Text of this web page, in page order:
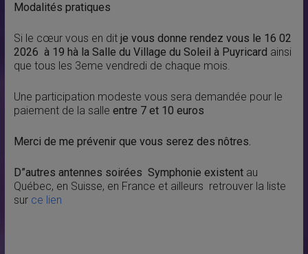
Modalités pratiques
Si le cœur vous en ditje vous donne rendez vous le 16 02
2026 à 19 hà la Salle du Village du Soleil à Puyricard ainsi
que tous les 3eme vendredi de chaque mois.
Une participation modeste vous sera demandée pour le
paiement de la salle entre 7 et 10 euros
Merci de me prévenir que vous serez des nôtres.
D”autres antennes soirées Symphonie existentau
Québec, en Suisse, en France et ailleurs retrouver la liste
surce lien